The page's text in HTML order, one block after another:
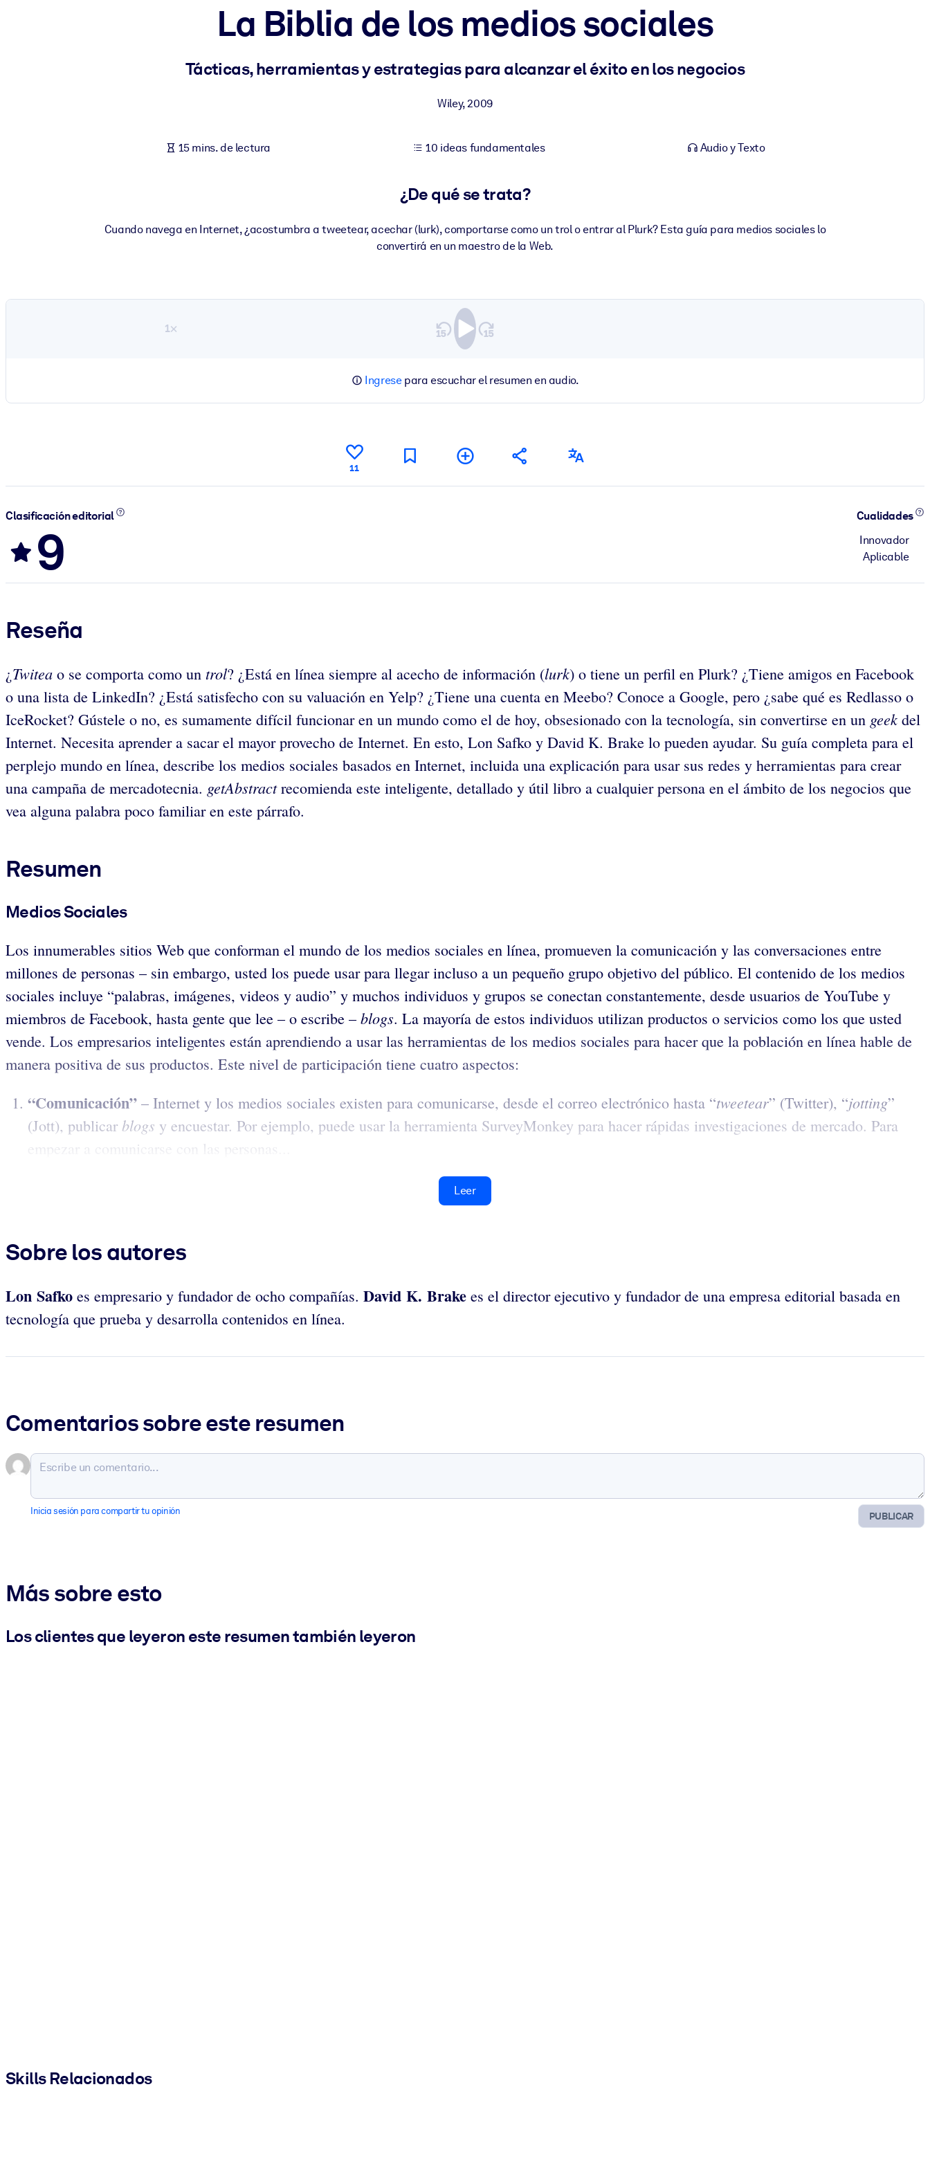
Enriquezca su biblioteca corporativa con conocimientos empresariales confiables y listos para usar.
Alimente sus sistemas de IA con conocimientos fiables y estructurados para mejorar los resultados.
La Biblia de los medios sociales
Tácticas, herramientas y estrategias para alcanzar el éxito en los negocios
Wiley,2009
15 mins. de lectura 10 ideas fundamentales Audio y Texto
¿De qué se trata?
Cuando navega en Internet, ¿acostumbra a tweetear, acechar (lurk), comportarse como un trol o entrar al Plurk? Esta guía para medios sociales lo
convertirá en un maestro de la Web.
1×
Ingresepara escuchar el resumen en audio.
11
Clasificación editorial
9
Cualidades
Innovador
Aplicable
Reseña
¿Twitea o se comporta como un trol? ¿Está en línea siempre al acecho de información (lurk) o tiene un perfil en Plurk? ¿Tiene amigos en Facebook
o una lista de LinkedIn? ¿Está satisfecho con su valuación en Yelp? ¿Tiene una cuenta en Meebo? Conoce a Google, pero ¿sabe qué es Redlasso o
IceRocket? Gústele o no, es sumamente difícil funcionar en un mundo como el de hoy, obsesionado con la tecnología, sin convertirse en un geek del
Internet. Necesita aprender a sacar el mayor provecho de Internet. En esto, Lon Safko y David K. Brake lo pueden ayudar. Su guía completa para el
perplejo mundo en línea, describe los medios sociales basados en Internet, incluida una explicación para usar sus redes y herramientas para crear
una campaña de mercadotecnia. getAbstractrecomienda este inteligente, detallado y útil libro a cualquier persona en el ámbito de los negocios que
vea alguna palabra poco familiar en este párrafo.
Resumen
Medios Sociales
Los innumerables sitios Web que conforman el mundo de los medios sociales en línea, promueven la comunicación y las conversaciones entre
millones de personas – sin embargo, usted los puede usar para llegar incluso a un pequeño grupo objetivo del público. El contenido de los medios
sociales incluye “palabras, imágenes, videos y audio” y muchos individuos y grupos se conectan constantemente, desde usuarios de YouTube y
miembros de Facebook, hasta gente que lee – o escribe – blogs. La mayoría de estos individuos utilizan productos o servicios como los que usted
vende. Los empresarios inteligentes están aprendiendo a usar las herramientas de los medios sociales para hacer que la población en línea hable de
manera positiva de sus productos. Este nivel de participación tiene cuatro aspectos:
“Comunicación” – Internet y los medios sociales existen para comunicarse, desde el correo electrónico hasta “tweetear” (Twitter), “jotting”
(Jott), publicar blogs y encuestar. Por ejemplo, puede usar la herramienta SurveyMonkey para hacer rápidas investigaciones de mercado. Para
empezar a comunicarse con las personas...
Leer
Sobre los autores
Lon Safko es empresario y fundador de ocho compañías. David K. Brake es el director ejecutivo y fundador de una empresa editorial basada en
tecnología que prueba y desarrolla contenidos en línea.
Comentarios sobre este resumen
PUBLICAR
Inicia sesión para compartir tu opinión
Más sobre esto
Los clientes que leyeron este resumen también leyeron
Skills Relacionados